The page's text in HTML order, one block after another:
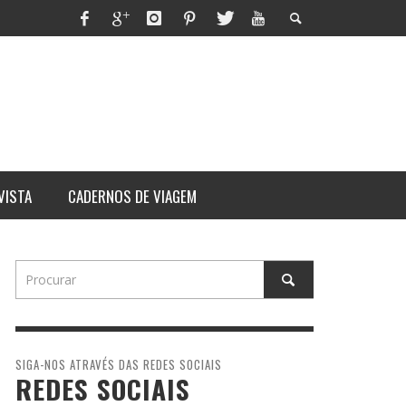
ARARAT: ASCENSÃO AO MONTE
UM DIA NA VIDA DE UM
CADERNOS DE VIAGEM
SIGA-NOS ATRAVÉS DAS REDES SOCIAIS
REDES SOCIAIS